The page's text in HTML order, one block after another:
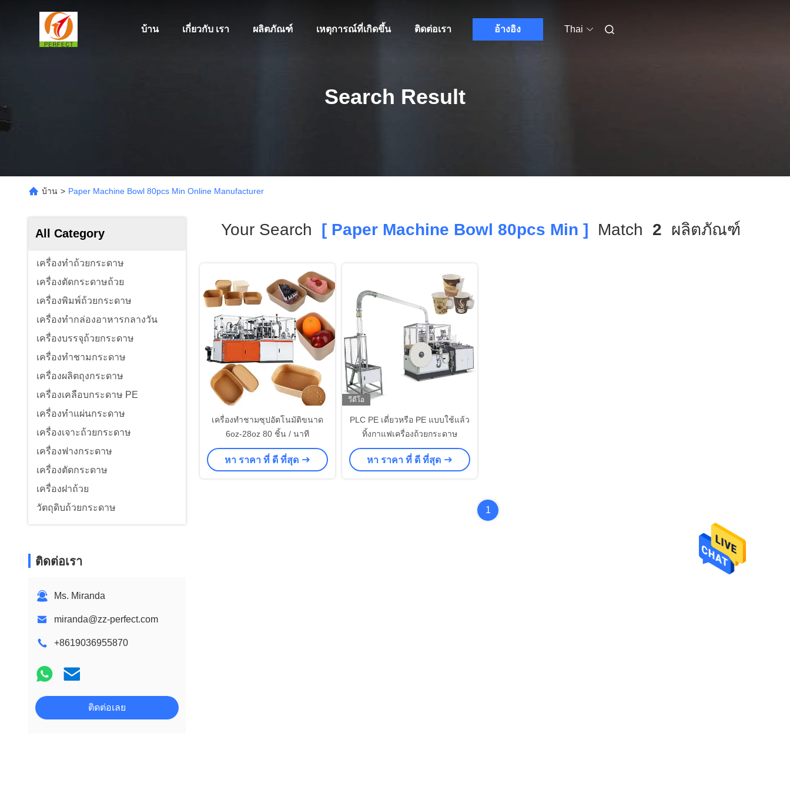
บ้าน เกี่ยวกับ เรา ผลิตภัณฑ์ เหตุการณ์ที่เกิดขึ้น ติดต่อเรา อ้างอิง Thai
Search Result
บ้าน > Paper Machine Bowl 80pcs Min Online Manufacturer
All Category
เครื่องทำถ้วยกระดาษ
เครื่องตัดกระดาษถ้วย
เครื่องพิมพ์ถ้วยกระดาษ
เครื่องทำกล่องอาหารกลางวัน
เครื่องบรรจุถ้วยกระดาษ
เครื่องทำชามกระดาษ
เครื่องผลิตถุงกระดาษ
เครื่องเคลือบกระดาษ PE
เครื่องทำแผ่นกระดาษ
เครื่องเจาะถ้วยกระดาษ
เครื่องฟางกระดาษ
เครื่องตัดกระดาษ
เครื่องฝาถ้วย
วัตถุดิบถ้วยกระดาษ
ติดต่อเรา
Ms. Miranda
miranda@zz-perfect.com
+8619036955870
ติดต่อเลย
Your Search [ Paper Machine Bowl 80pcs Min ] Match 2 ผลิตภัณฑ์
เครื่องทำชามซุปอัตโนมัติขนาด
6oz-28oz 80 ชิ้น / นาที
หา ราคา ที่ ดี ที่สุด
วีดีโอ
PLC PE เดี่ยวหรือ PE แบบใช้แล้ว
ทิ้งกาแฟเครื่องถ้วยกระดาษ
หา ราคา ที่ ดี ที่สุด
1